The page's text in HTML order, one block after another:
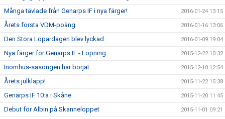
Många tävlade från Genarps IF i nya färger! 2016-01-24 13:15
Årets första VDM-poäng 2016-01-16 13:06
Den Stora Löpardagen blev lyckad 2016-01-09 19:04
Nya färger för Genarps IF - Löpning 2015-12-22 10:32
Inomhus-säsongen har börjat 2015-12-10 12:54
Årets julklapp! 2015-11-22 15:38
Genarps IF 10:a i Skåne 2015-11-20 11:45
Debut för Albin på Skanneloppet 2015-11-01 09:21